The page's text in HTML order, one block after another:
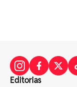
Editorias